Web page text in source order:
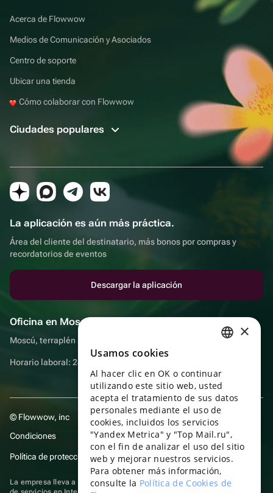
Acerca de Flowwow
Medios de Comunicación y Asociados
Centro de soporte
Ubicar una tienda
Cómo colaborar con Flowwow
Ciudades populares
La aplicación es aún más práctica.
Área del cliente del destinatario, más bonos por compras y
recordatorios de eventos
Descargar la aplicación
Oficina en Moscú
Moscú, terraplén Sadovnicheskaya, 9, sala 2/3
Horario laboral: 24 horas
© Flowwow, inc
Condiciones
Política de protección y privacidad de datos
La empresa lleva a cabo su actividad en el ámbito de las TI: prestación
ENGLISH
UKRAINIAN
PORTUGUESE
SPANISH
HUNGARIAN
ITALIAN
×
Usamos cookies
Al hacer clic en OK o continuar
utilizando este sitio web, usted
acepta el tratamiento de sus datos
personales mediante el uso de
cookies, incluidos los servicios
"Yandex Metrica" y "Top Mail.ru",
con el fin de analizar el uso del sitio
web y mejorar nuestros servicios.
Para obtener más información,
consulte la Política de Cookies de